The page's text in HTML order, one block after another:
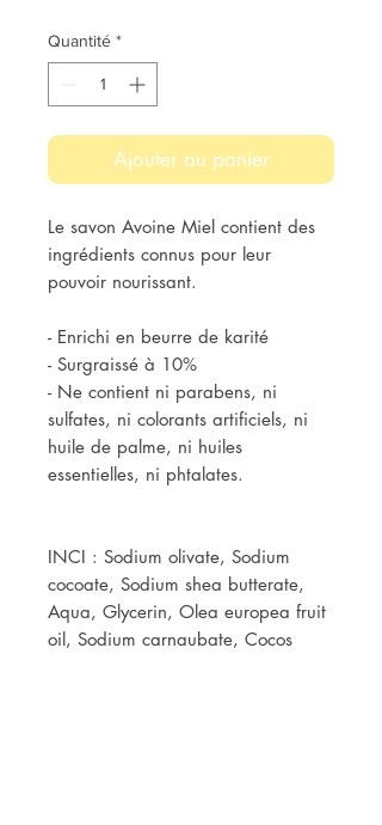
Quantité *
Ajouter au panier
Le savon Avoine Miel contient des
ingrédients connus pour leur
pouvoir nourissant.
- Enrichi en beurre de karité
- Surgraissé à 10%
- Ne contient ni parabens, ni
sulfates, ni colorants artificiels, ni
huile de palme, ni huiles
essentielles, ni phtalates.
INCI : Sodium olivate, Sodium
cocoate, Sodium shea butterate,
Aqua, Glycerin, Olea europea fruit
oil, Sodium carnaubate, Cocos